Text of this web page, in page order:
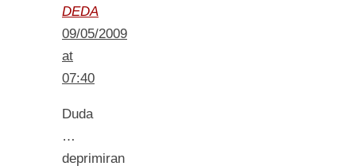
DEDA
09/05/2009
at
07:40
Duda
…
deprimiran